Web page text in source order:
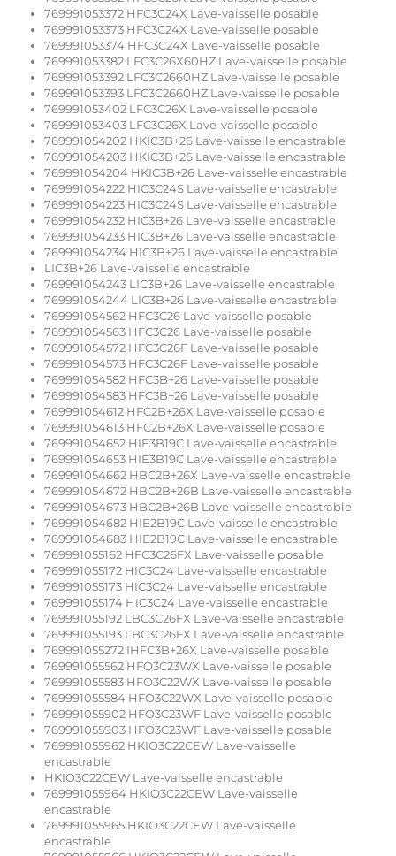
769991053372 HFC3C24X Lave-vaisselle posable
769991053373 HFC3C24X Lave-vaisselle posable
769991053374 HFC3C24X Lave-vaisselle posable
769991053382 LFC3C26X60HZ Lave-vaisselle posable
769991053392 LFC3C2660HZ Lave-vaisselle posable
769991053393 LFC3C2660HZ Lave-vaisselle posable
769991053402 LFC3C26X Lave-vaisselle posable
769991053403 LFC3C26X Lave-vaisselle posable
769991054202 HKIC3B+26 Lave-vaisselle encastrable
769991054203 HKIC3B+26 Lave-vaisselle encastrable
769991054204 HKIC3B+26 Lave-vaisselle encastrable
769991054222 HIC3C24S Lave-vaisselle encastrable
769991054223 HIC3C24S Lave-vaisselle encastrable
769991054232 HIC3B+26 Lave-vaisselle encastrable
769991054233 HIC3B+26 Lave-vaisselle encastrable
769991054234 HIC3B+26 Lave-vaisselle encastrable
LIC3B+26 Lave-vaisselle encastrable
769991054243 LIC3B+26 Lave-vaisselle encastrable
769991054244 LIC3B+26 Lave-vaisselle encastrable
769991054562 HFC3C26 Lave-vaisselle posable
769991054563 HFC3C26 Lave-vaisselle posable
769991054572 HFC3C26F Lave-vaisselle posable
769991054573 HFC3C26F Lave-vaisselle posable
769991054582 HFC3B+26 Lave-vaisselle posable
769991054583 HFC3B+26 Lave-vaisselle posable
769991054612 HFC2B+26X Lave-vaisselle posable
769991054613 HFC2B+26X Lave-vaisselle posable
769991054652 HIE3B19C Lave-vaisselle encastrable
769991054653 HIE3B19C Lave-vaisselle encastrable
769991054662 HBC2B+26X Lave-vaisselle encastrable
769991054672 HBC2B+26B Lave-vaisselle encastrable
769991054673 HBC2B+26B Lave-vaisselle encastrable
769991054682 HIE2B19C Lave-vaisselle encastrable
769991054683 HIE2B19C Lave-vaisselle encastrable
769991055162 HFC3C26FX Lave-vaisselle posable
769991055172 HIC3C24 Lave-vaisselle encastrable
769991055173 HIC3C24 Lave-vaisselle encastrable
769991055174 HIC3C24 Lave-vaisselle encastrable
769991055192 LBC3C26FX Lave-vaisselle encastrable
769991055193 LBC3C26FX Lave-vaisselle encastrable
769991055272 IHFC3B+26X Lave-vaisselle posable
769991055562 HFO3C23WX Lave-vaisselle posable
769991055583 HFO3C22WX Lave-vaisselle posable
769991055584 HFO3C22WX Lave-vaisselle posable
769991055902 HFO3C23WF Lave-vaisselle posable
769991055903 HFO3C23WF Lave-vaisselle posable
769991055962 HKIO3C22CEW Lave-vaisselle
encastrable
HKIO3C22CEW Lave-vaisselle encastrable
769991055964 HKIO3C22CEW Lave-vaisselle
encastrable
769991055965 HKIO3C22CEW Lave-vaisselle
encastrable